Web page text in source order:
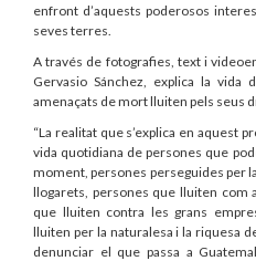
enfront d’aquests poderosos
seves terres.
A través de fotografies, text i
Gervasio Sánchez, explica la
amenaçats de mort lluiten pels seus
“La realitat que s’explica en aquest
vida quotidiana de persones que
moment, persones perseguides per
llogarets, persones que lluiten com
que lluiten contra les grans
lluiten per la naturalesa i la riquesa
denunciar el que passa a